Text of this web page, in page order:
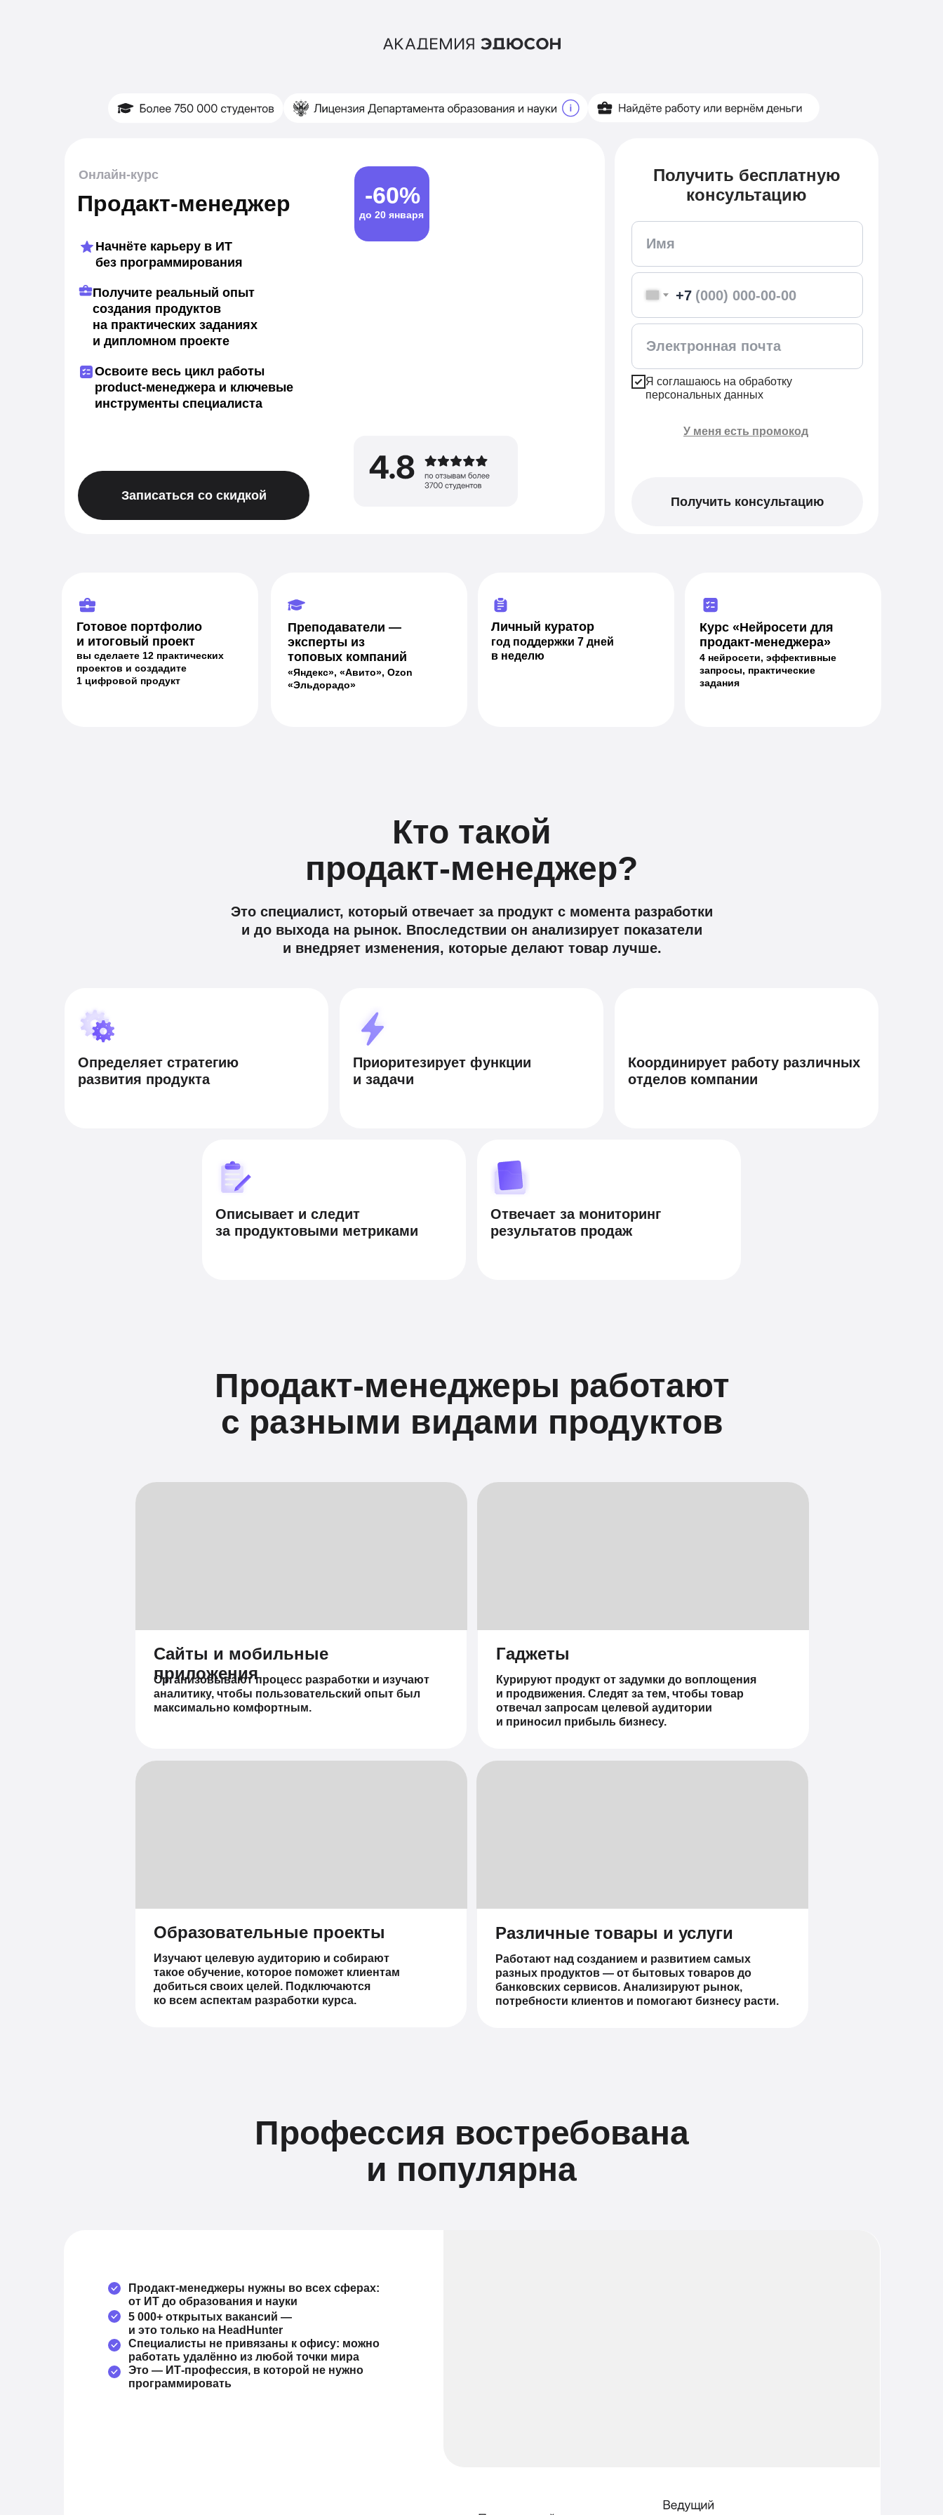
Продакт-менеджер
Онлайн-курс
+7
Я соглашаюсь на обработку
персональных данных
Получить консультацию
Применить
Получить бесплатную
консультацию
У меня есть промокод
Записаться со скидкой
-60%
до 20 января
Освоите весь цикл работы
product-менеджера и ключевые
инструменты специалиста
Получите реальный опыт
создания продуктов
на практических заданиях
и дипломном проекте
Начнёте карьеру в ИТ
без программирования
Готовое портфолио
и итоговый проект
вы сделаете 12 практических
проектов и создадите
1 цифровой продукт
Преподаватели —
эксперты из
топовых компаний
«Яндекс», «Авито», Ozon
«Эльдорадо»
Курс «Нейросети для
продакт-менеджера»
4 нейросети, эффективные
запросы, практические
задания
Личный куратор
год поддержки 7 дней
в неделю
Кто такой
продакт-менеджер?
Это специалист, который отвечает за продукт с момента разработки
и до выхода на рынок. Впоследствии он анализирует показатели
и внедряет изменения, которые делают товар лучше.
Определяет стратегию
развития продукта
Приоритезирует функции
и задачи
Координирует работу различных
отделов компании
Отвечает за мониторинг
результатов продаж
Описывает и следит
за продуктовыми метриками
Продакт-менеджеры работают
с разными видами продуктов
Сайты и мобильные
приложения
Организовывают процесс разработки и изучают
аналитику, чтобы пользовательский опыт был
максимально комфортным.
Гаджеты
Курируют продукт от задумки до воплощения
и продвижения. Следят за тем, чтобы товар
отвечал запросам целевой аудитории
и приносил прибыль бизнесу.
Образовательные проекты
Изучают целевую аудиторию и собирают
такое обучение, которое поможет клиентам
добиться своих целей. Подключаются
ко всем аспектам разработки курса.
Различные товары и услуги
Работают над созданием и развитием самых
разных продуктов — от бытовых товаров до
банковских сервисов. Анализируют рынок,
потребности клиентов и помогают бизнесу расти.
Профессия востребована
и популярна
Продакт-менеджеры нужны во всех сферах:
от ИТ до образования и науки
5 000+ открытых вакансий —
и это только на HeadHunter
Специалисты не привязаны к офису: можно
работать удалённо из любой точки мира
Это — ИТ-профессия, в которой не нужно
программировать